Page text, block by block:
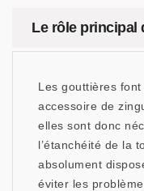
Le rôle principal
Les gouttières font
accessoire de
elles sont donc
l’étanchéité de la
absolument
éviter les